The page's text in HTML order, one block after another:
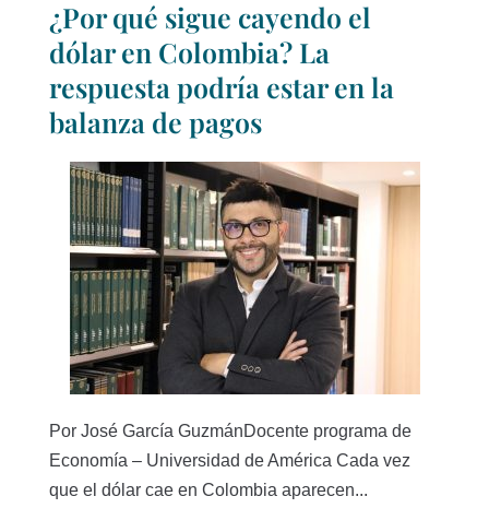
¿Por qué sigue cayendo el
dólar en Colombia? La
respuesta podría estar en la
balanza de pagos
Por José García GuzmánDocente programa de
Economía – Universidad de América Cada vez
que el dólar cae en Colombia aparecen...